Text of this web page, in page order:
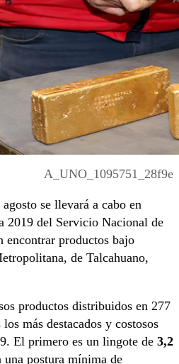
A_UNO_1095751_28f9e
se llevará a cabo en
2019 del Servicio Nacional de
encontrar productos bajo
de Talcahuano,
productos distribuidos en 277
más destacados y costosos
El primero es un lingote de 3,2
una postura mínima de